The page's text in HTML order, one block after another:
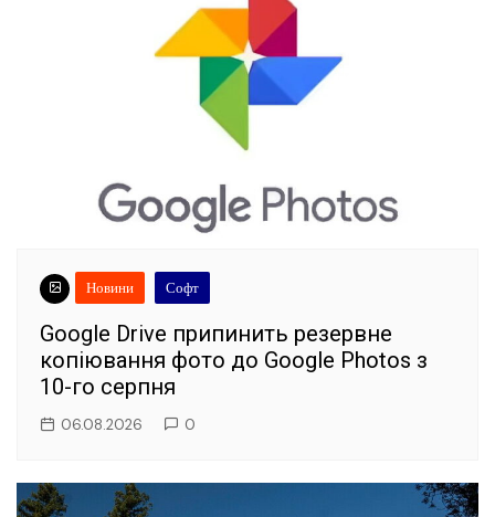
Новини Софт
Google Drive припинить резервне
копіювання фото до Google Photos з
10-го серпня
06.08.2026 0